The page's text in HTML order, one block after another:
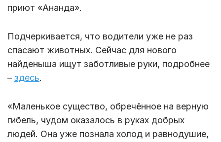
приют «Ананда».
Подчеркивается, что водители уже не раз
спасают животных. Сейчас для нового
найденыша ищут заботливые руки, подробнее
– здесь.
«Маленькое существо, обречённое на верную
гибель, чудом оказалось в руках добрых
людей. Она уже познала холод и равнодушие,